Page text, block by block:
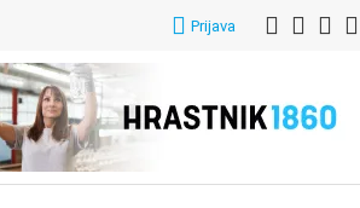
Prijava